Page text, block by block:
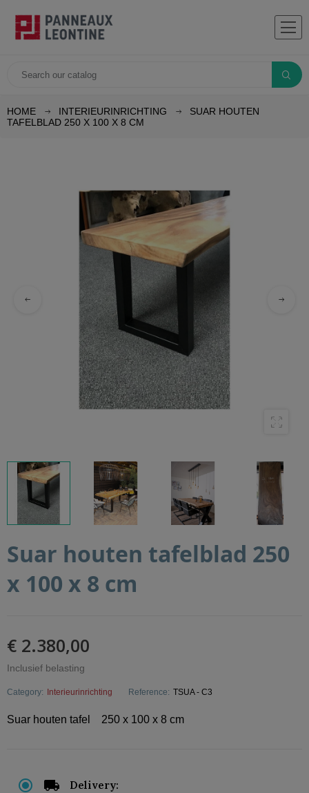
HOME INTERIEURINRICHTING
SUAR HOUTEN
TAFELBLAD 250 X 100 X 8 CM
Suar houten tafelblad 250
x 100 x 8 cm
€ 2.380,00
Inclusief belasting
Category: Interieurinrichting Reference: TSUA - C3
Suar houten tafel 250 x 100 x 8 cm
Delivery: